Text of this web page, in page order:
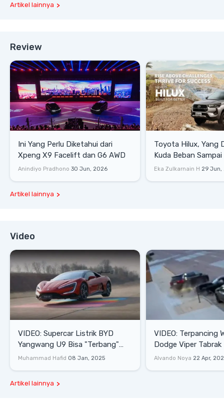
Artikel lainnya
Review
Ini Yang Perlu Diketahui dari
Xpeng X9 Facelift dan G6 AWD
Anindiyo Pradhono 30 Jun, 2026
Toyota Hilux, Yang
Kuda Beban
Lifestyle
Eka Zulkarnain H 29 Jun,
Artikel lainnya
Video
VIDEO: Supercar Listrik BYD
Yangwang U9 Bisa "Terbang"
Lewati Rintangan
Muhammad Hafid 08 Jan, 2025
VIDEO: Terpancing
Dodge Viper Tabrak
Saat Burnout
Alvando Noya 22 Apr,
Artikel lainnya